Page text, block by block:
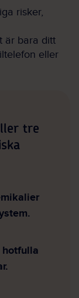
risker,
är bara ditt
eller
tre